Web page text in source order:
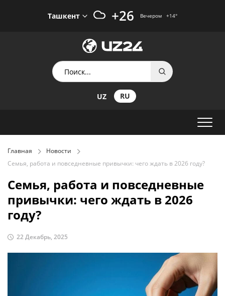
Ташкент +26 Вечером +14°
UZ RU
Главная
Новости
Семья, работа и повседневные привычки: чего ждать в 2026 году?
Семья, работа и повседневные
привычки: чего ждать в 2026
году?
22 Декабрь, 2025